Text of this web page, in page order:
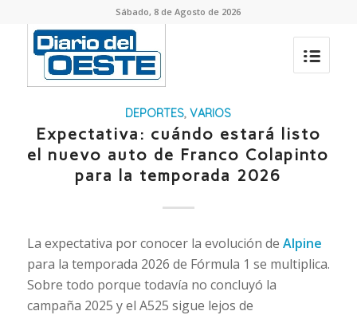
Sábado, 8 de Agosto de 2026
DEPORTES,VARIOS
Expectativa: cuándo estará listo
el nuevo auto de Franco Colapinto
para la temporada 2026
La expectativa por conocer la evolución de Alpine
para la temporada 2026 de Fórmula 1 se multiplica.
Sobre todo porque todavía no concluyó la
campaña 2025 y el A525 sigue lejos de